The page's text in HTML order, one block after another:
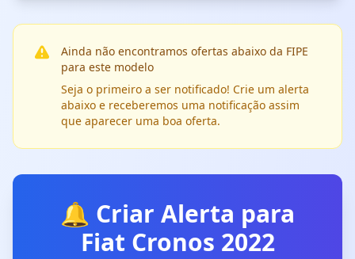
Ainda não encontramos ofertas abaixo da FIPE
para este modelo
Seja o primeiro a ser notificado! Crie um alerta
abaixo e receberemos uma notificação assim
que aparecer uma boa oferta.
🔔 Criar Alerta para
Fiat Cronos 2022